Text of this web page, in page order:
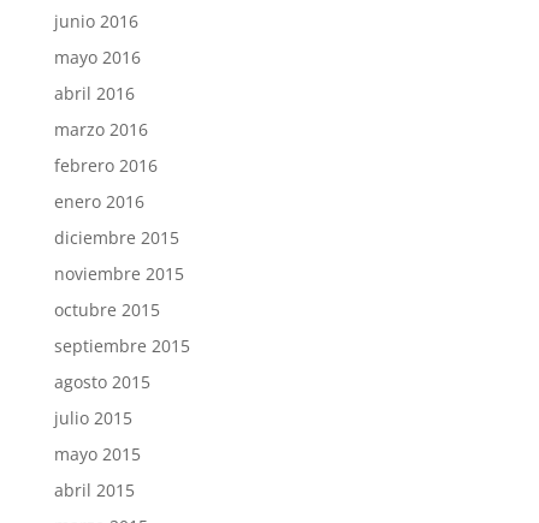
junio 2016
mayo 2016
abril 2016
marzo 2016
febrero 2016
enero 2016
diciembre 2015
noviembre 2015
octubre 2015
septiembre 2015
agosto 2015
julio 2015
mayo 2015
abril 2015